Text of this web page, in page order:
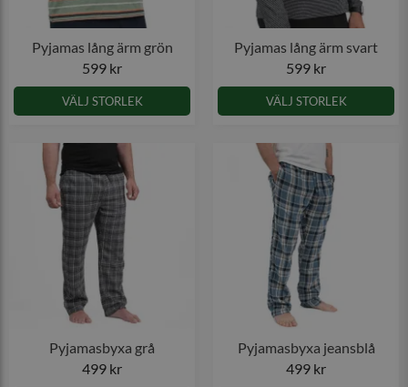
Pyjamas lång ärm grön
599 kr
VÄLJ STORLEK
Pyjamas lång ärm svart
599 kr
VÄLJ STORLEK
Pyjamasbyxa grå
499 kr
Pyjamasbyxa jeansblå
499 kr